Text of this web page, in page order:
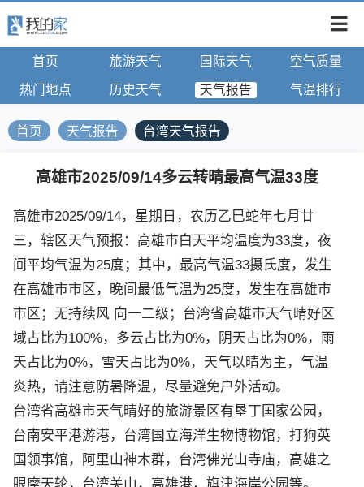
首页 旅游天气 国际天气 空气质量
热门地点 历史天气 天气报告 气温排行
首页 天气报告 台湾天气报告
高雄市2025/09/14多云转晴最高气温33度
高雄市2025/09/14，星期日，农历乙巳蛇年七月廿
三，辖区天气预报：高雄市白天平均温度为33度，夜
间平均气温为25度；其中，最高气温33摄氏度，发生
在高雄市市区，晚间最低气温为25度，发生在高雄市
市区；无持续风 向一二级；台湾省高雄市天气晴好区
域占比为100%，多云占比为0%，阴天占比为0%，雨
天占比为0%，雪天占比为0%，天气以晴为主，气温
炎热，请注意防暑降温，尽量避免户外活动。
台湾省高雄市天气晴好的旅游景区有垦丁国家公园 ，
台南安平港游港， 台湾国立海洋生物博物馆 ， 打狗英
国领事馆 ， 阿里山神木群， 台湾佛光山寺庙 ， 高雄之